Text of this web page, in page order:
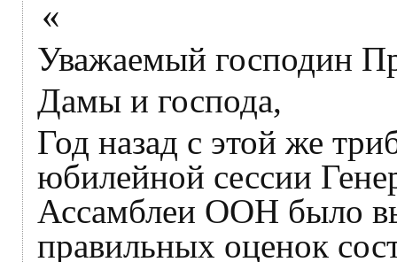
«
Уважаемый господин
Дамы и господа,
Год назад с этой же
юбилейной сессии
Ассамблеи ООН было
правильных оценок